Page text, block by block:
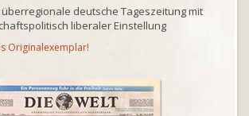
deutsche Tageszeitung mit
liberaler Einstellung
Originalexemplar!